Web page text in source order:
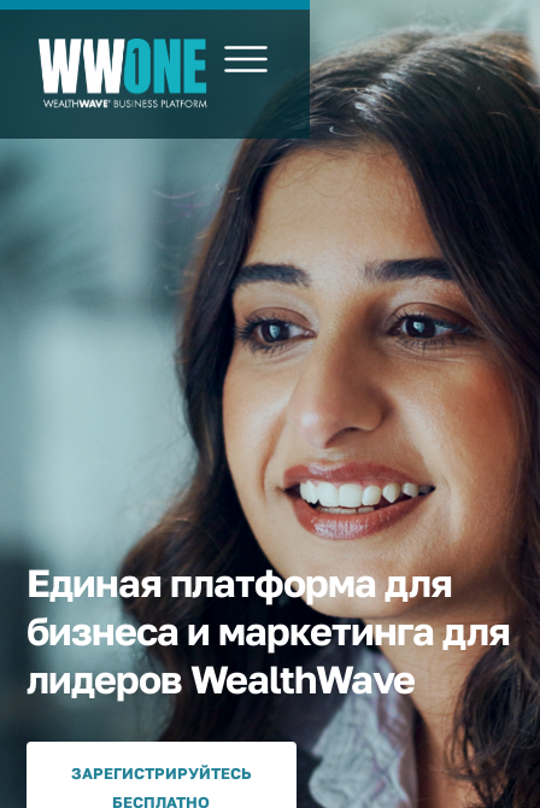
Единая платформа для
бизнеса и маркетинга для
лидеров WealthWave
ЗАРЕГИСТРИРУЙТЕСЬ
БЕСПЛАТНО